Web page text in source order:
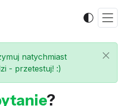
natychmiast
- przetestuj! :)
?